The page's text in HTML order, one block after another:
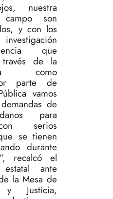
nuestra
son
y con los
que
de la
como
parte de
vamos
de
para
serios
se tienen
durante
recalcó el
estatal ante
la Mesa de
y Justicia,